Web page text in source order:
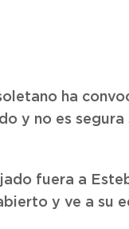
ha
y no es
fuera a
y ve a su